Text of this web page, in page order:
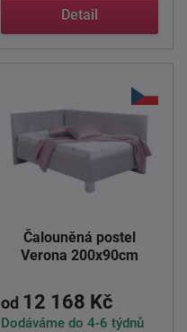
Detail
Čalouněná postel
Verona 200x90cm
od 12 168 Kč
Dodáváme do 4-6 týdnů